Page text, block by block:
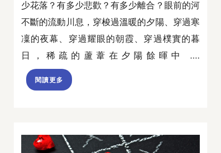
少花落？有多少悲歡？有多少離合？眼前的河
不斷的流動川息，穿梭過溫暖的夕陽、穿過寒
凜的夜幕、穿過耀眼的朝霞、穿過樸實的暮
日，稀疏的蘆葦在夕陽餘暉中 ....
閱讀更多